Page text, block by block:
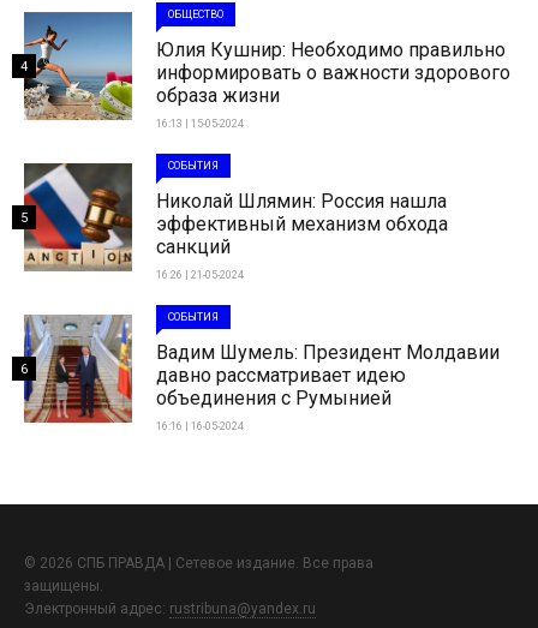
ОБЩЕСТВО
Юлия Кушнир: Необходимо правильно
информировать о важности здорового
образа жизни
16:13 | 15-05-2024
4
СОБЫТИЯ
Николай Шлямин: Россия нашла
эффективный механизм обхода
санкций
16:26 | 21-05-2024
5
СОБЫТИЯ
Вадим Шумель: Президент Молдавии
давно рассматривает идею
объединения с Румынией
16:16 | 16-05-2024
6
© 2026 СПБ ПРАВДА | Сетевое издание. Все права
защищены.
Электронный адрес: rustribuna@yandex.ru